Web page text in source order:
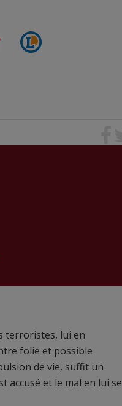
terroristes, lui en
folie et possible
de vie, suffit un
accusé et le mal en lui se